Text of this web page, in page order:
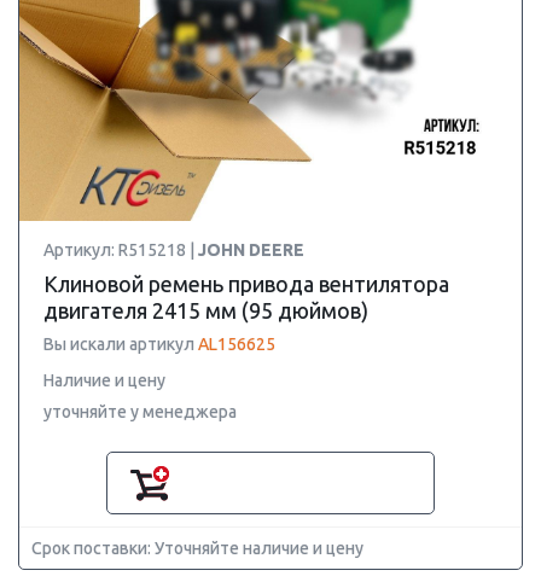
Артикул: R515218 | JOHN DEERE
Клиновой ремень привода вентилятора
двигателя 2415 мм (95 дюймов)
Вы искали артикул AL156625
Наличие и цену
уточняйте у менеджера
Срок поставки: Уточняйте наличие и цену